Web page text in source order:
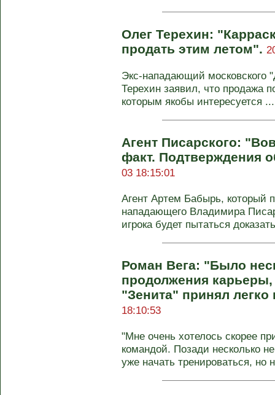
Олег Терехин:
продать этим летом".
Экс-нападающий московского
Терехин заявил, что продажа
которым якобы интересуется ...
Агент Писарского:
факт. Подтверждения
03 18:15:01
Агент Артем Бабырь, который
нападающего Владимира
игрока будет пытаться
Роман Вега: "Было
продолжения
"Зенита" принял
18:10:53
"Мне очень хотелось скорее
командой. Позади несколько
уже начать тренироваться, но